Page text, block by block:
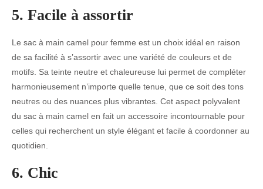
5. Facile à assortir
Le sac à main camel pour femme est un choix idéal en raison
de sa facilité à s’assortir avec une variété de couleurs et de
motifs. Sa teinte neutre et chaleureuse lui permet de compléter
harmonieusement n’importe quelle tenue, que ce soit des tons
neutres ou des nuances plus vibrantes. Cet aspect polyvalent
du sac à main camel en fait un accessoire incontournable pour
celles qui recherchent un style élégant et facile à coordonner au
quotidien.
6. Chic